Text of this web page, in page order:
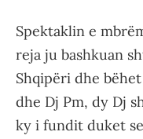
Spektaklin e
reja ju bashkuan
Shqipëri dhe
dhe Dj Pm, dy Dj
ky i fundit duket